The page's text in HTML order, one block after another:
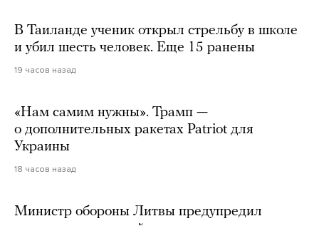
В Таиланде ученик открыл стрельбу в школе
и убил шесть человек. Еще 15 ранены
19 часов назад
«Нам самим нужны». Трамп —
о дополнительных ракетах Patriot для
Украины
18 часов назад
Министр обороны Литвы предупредил